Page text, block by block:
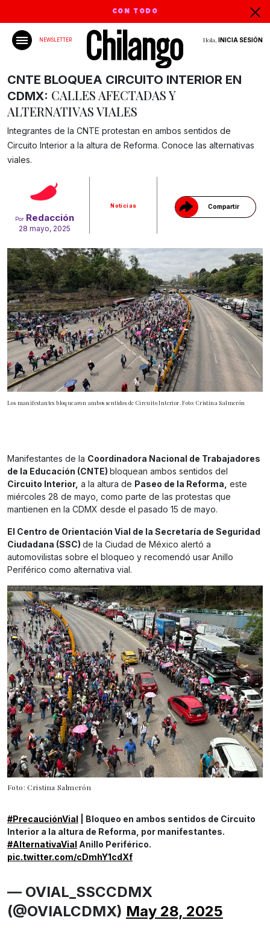
CON TODO
NEWSLETTER Hola, INICIA SESIÓN
Por Redacción
28 mayo, 2025
Noticias Compartir
Gracias!
CNTE BLOQUEA CIRCUITO INTERIOR EN
CDMX: CALLES AFECTADAS Y
ALTERNATIVAS VIALES
Integrantes de la CNTE protestan en ambos sentidos de
Circuito Interior a la altura de Reforma. Conoce las alternativas
viales.
Los manifestantes bloquearon ambos sentidos de Circuito Interior. Foto: Cristina Salmerón
Manifestantes de la Coordinadora Nacional de Trabajadores
de la Educación (CNTE) bloquean ambos sentidos del
Circuito Interior, a la altura de Paseo de la Reforma, este
miércoles 28 de mayo, como parte de las protestas que
mantienen en la CDMX desde el pasado 15 de mayo.
El Centro de Orientación Vial de la Secretaría de Seguridad
Ciudadana (SSC) de la Ciudad de México alertó a
automovilistas sobre el bloqueo y recomendó usar Anillo
Periférico como alternativa vial.
Foto: Cristina Salmerón
#PrecauciónVial
| Bloqueo en ambos sentidos de Circuito
Interior a la altura de Reforma, por manifestantes.
#AlternativaVial Anillo Periférico.
pic.twitter.com/cDmhY1cdXf
— OVIAL_SSCCDMX
(@OVIALCDMX) May 28, 2025